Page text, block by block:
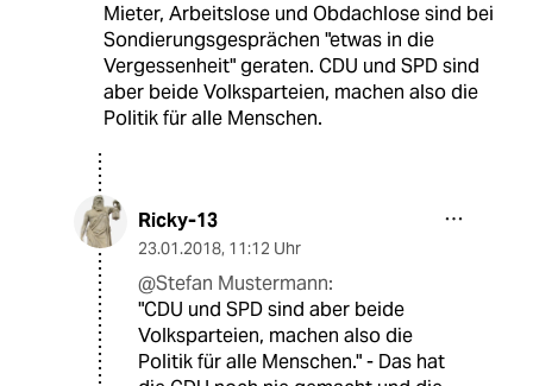
Mieter, Arbeitslose und Obdachlose sind bei
Sondierungsgesprächen "etwas in die
Vergessenheit" geraten. CDU und SPD sind
aber beide Volksparteien, machen also die
Politik für alle Menschen.
Ricky-13
23.01.2018, 11:12 Uhr
@Stefan Mustermann:
"CDU und SPD sind aber beide
Volksparteien, machen also die
Politik für alle Menschen." - Das hat